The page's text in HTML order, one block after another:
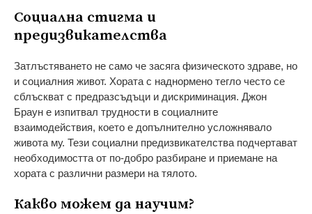
Социална стигма и
предизвикателства
Затлъстяването не само че засяга физическото здраве, но
и социалния живот. Хората с наднормено тегло често се
сблъскват с предразсъдъци и дискриминация. Джон
Браун е изпитвал трудности в социалните
взаимодействия, което е допълнително усложнявало
живота му. Тези социални предизвикателства подчертават
необходимостта от по-добро разбиране и приемане на
хората с различни размери на тялото.
Какво можем да научим?